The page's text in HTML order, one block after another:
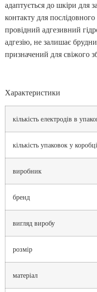
адаптується до шкіри для
контакту для
провідний адгезивний
адгезію, не залишає
призначений для свіжого
Характеристики
кількість електродів в
кількість упаковок у коробці
виробник
бренд
вигляд виробу
розмір
матеріал